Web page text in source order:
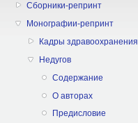
Сборники-репринт
Монографии-репринт
Кадры здравоохранения
Недугов
Содержание
О авторах
Предисловие